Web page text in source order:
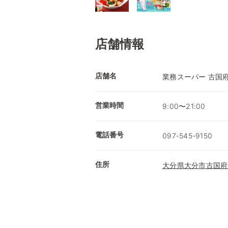
店舗情報
店舗名 業務スーパー 古国
営業時間 9:00〜21:00
電話番号 097-545-9150
住所 大分県大分市古国